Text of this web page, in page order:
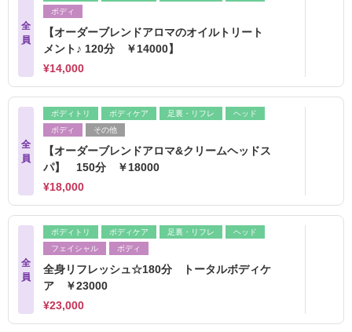
全
員
ボディ
【オーダーブレンドアロマのオイルトリート
メント♪ 120分 ￥14000】
¥14,000
全
員
ボディトリ ボディケア 足裏・リフレ
ヘッド
ボディ
その他
【オーダーブレンドアロマ&クリームヘッドス
パ】 150分 ￥18000
¥18,000
全
員
ボディトリ ボディケア 足裏・リフレ
ヘッド
フェイシャル
ボディ
全身リフレッシュ☆180分 トータルボディケ
ア ￥23000
¥23,000